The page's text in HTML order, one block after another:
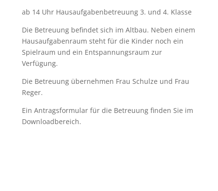
ab 14 Uhr Hausaufgabenbetreuung 3. und 4. Klasse
Die Betreuung befindet sich im Altbau. Neben einem
Hausaufgabenraum steht für die Kinder noch ein
Spielraum und ein Entspannungsraum zur
Verfügung.
Die Betreuung übernehmen Frau Schulze und Frau
Reger.
Ein Antragsformular für die Betreuung finden Sie im
Downloadbereich.